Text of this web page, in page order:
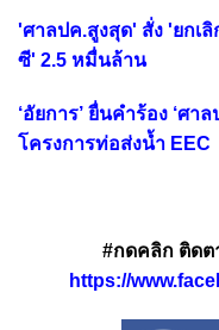
'ศาลปค.สูงสุด' สั่ง 'ยกเ
ซี' 2.5 หมื่นล้าน
‘อัยการ’ ยื่นคำร้อง ‘ศ
โครงการท่อส่งน้ำ EEC
#กดคลิก ติดต
https://